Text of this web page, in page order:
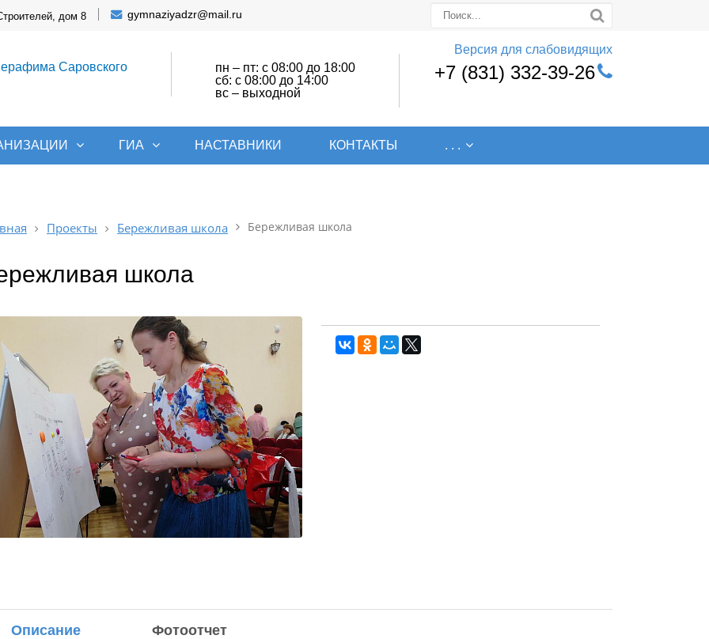
дом 8 gymnaziyadzr@mail.ru
Версия для слабовидящих
+7 (831) 332-39-26
пн – пт: с 08:00 до 18:00
сб: с 08:00 до 14:00
вс – выходной
Саровского
ГИА НАСТАВНИКИ КОНТАКТЫ . . .
Проекты Бережливая школа Бережливая школа
школа
Описание Фотоотчет